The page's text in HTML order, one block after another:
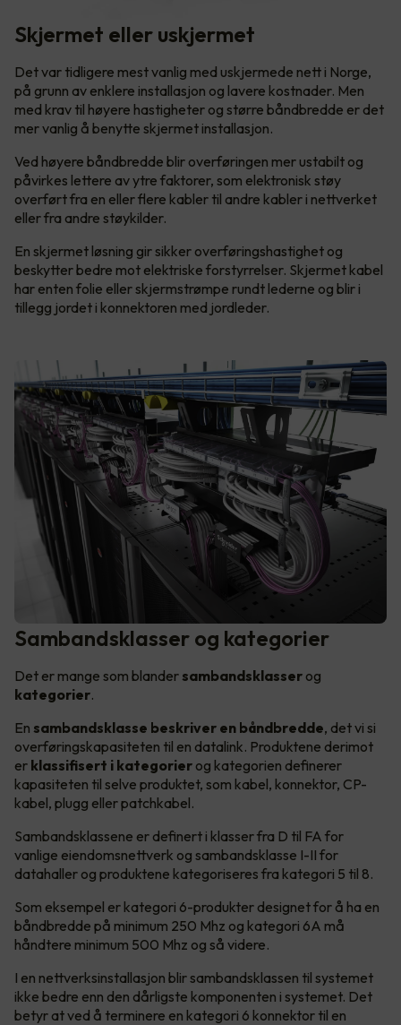
Skjermet eller uskjermet
Det var tidligere mest vanlig med uskjermede nett i Norge,
på grunn av enklere installasjon og lavere kostnader. Men
med krav til høyere hastigheter og større båndbredde er det
mer vanlig å benytte skjermet installasjon.
Ved høyere båndbredde blir overføringen mer ustabilt og
påvirkes lettere av ytre faktorer, som elektronisk støy
overført fra en eller flere kabler til andre kabler i nettverket
eller fra andre støykilder.
En skjermet løsning gir sikker overføringshastighet og
beskytter bedre mot elektriske forstyrrelser. Skjermet kabel
har enten folie eller skjermstrømpe rundt lederne og blir i
tillegg jordet i konnektoren med jordleder.
Sambandsklasser og kategorier
Det er mange som blander sambandsklasser og
kategorier.
En sambandsklasse beskriver en båndbredde, det vi si
overføringskapasiteten til en datalink. Produktene derimot
er klassifisert i kategorier og kategorien definerer
kapasiteten til selve produktet, som kabel, konnektor, CP-
kabel, plugg eller patchkabel.
Sambandsklassene er definert i klasser fra D til FA for
vanlige eiendomsnettverk og sambandsklasse I-II for
datahaller og produktene kategoriseres fra kategori 5 til 8.
Som eksempel er kategori 6-produkter designet for å ha en
båndbredde på minimum 250 Mhz og kategori 6A må
håndtere minimum 500 Mhz og så videre.
I en nettverksinstallasjon blir sambandsklassen til systemet
ikke bedre enn den dårligste komponenten i systemet. Det
betyr at ved å terminere en kategori 6 konnektor til en